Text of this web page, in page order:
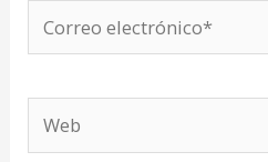
Correo
electrónico*
Web